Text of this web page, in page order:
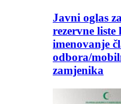
Javni oglas
rezervne
imenovanje
odbora/
zamjenika